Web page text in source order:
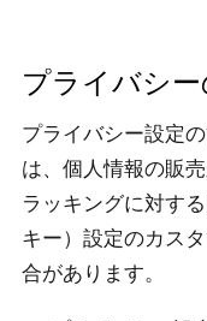
プライバシ
プライバシー設定
は、個人情報の販
ラッキングに対す
キー）設定のカス
合があります。